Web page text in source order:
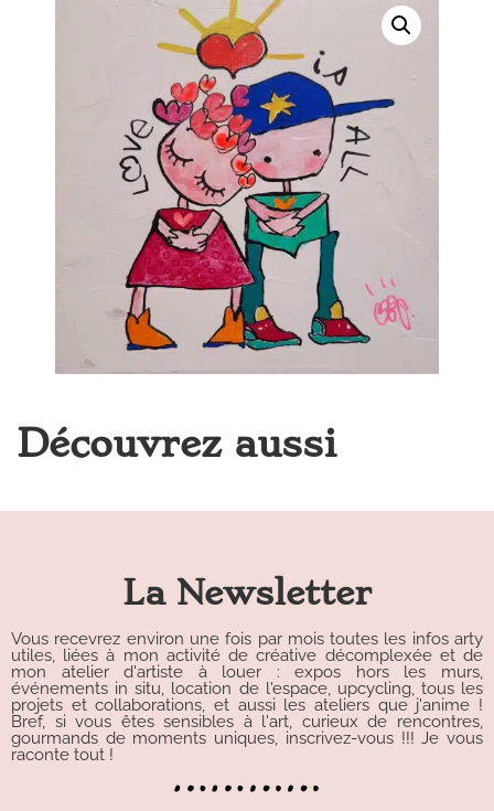
Découvrez aussi
La Newsletter
Vous recevrez environ une fois par mois toutes les infos arty
utiles, liées à mon activité de créative décomplexée et de
mon atelier d'artiste à louer : expos hors les murs,
événements in situ, location de l'espace, upcycling, tous les
projets et collaborations, et aussi les ateliers que j'anime !
Bref, si vous êtes sensibles à l'art, curieux de rencontres,
gourmands de moments uniques, inscrivez-vous !!! Je vous
raconte tout !